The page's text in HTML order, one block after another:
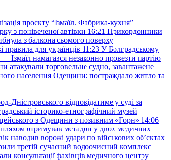
проєкту “Ізмаїл. Фабрика-кухня”
з понівеченої автівки 16:21 Прикордонники
з балкона сьомого поверху
для українців 11:23 У Болградському
намагався незаконно провезти партію
атакували торговельне судно, завантажене
населення Одещини: постраждало житло та
Дністровського відповідатиме у суді за
історико-етнографічний музей
з Одещини з позивним «Горн» 14:06
отримував метадон у двох медичних
наводив ворожі удари по військових обʼєктах
третій сучасний водоочисний комплекс
консультації фахівців медичного центру